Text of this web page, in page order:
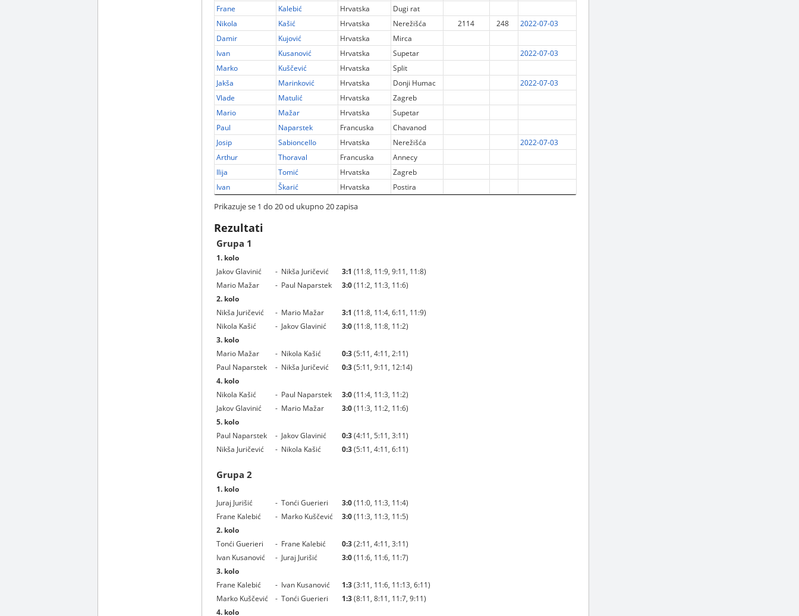
Frane
Kalebić Hrvatska
Dugi rat
Nikola
Kašić Hrvatska Nerežišća 2114 248
2022-07-03
Damir
Kujović Hrvatska
Mirca
Ivan
Kusanović Hrvatska Supetar
2022-07-03
Marko
Kuščević Hrvatska
Split
Jakša
Marinković Hrvatska Donji Humac
2022-07-03
Vlade
Matulić Hrvatska
Zagreb
Mario
Mažar Hrvatska
Supetar
Paul
Naparstek Francuska
Chavanod
Josip
Sabioncello Hrvatska Nerežišća
2022-07-03
Arthur
Thoraval Francuska
Annecy
Ilija
Tomić Hrvatska
Zagreb
Ivan
Škarić Hrvatska Postira
Prikazuje se 1 do 20 od ukupno 20 zapisa
Rezultati
Grupa 1
1. kolo
Jakov Glavinić
- Nikša Juričević 3:1 (11:8, 11:9, 9:11, 11:8)
Mario Mažar
- Paul Naparstek 3:0(11:2, 11:3, 11:6)
2. kolo
Nikša Juričević
- Mario Mažar 3:1 (11:8, 11:4, 6:11, 11:9)
Nikola Kašić
- Jakov Glavinić 3:0(11:8, 11:8, 11:2)
3. kolo
Mario Mažar
- Nikola Kašić 0:3(5:11, 4:11, 2:11)
Paul Naparstek
- Nikša Juričević 0:3(5:11, 9:11, 12:14)
4. kolo
Nikola Kašić
- Paul Naparstek 3:0(11:4, 11:3, 11:2)
Jakov Glavinić
- Mario Mažar 3:0(11:3, 11:2, 11:6)
5. kolo
Paul Naparstek
- Jakov Glavinić 0:3(4:11, 5:11, 3:11)
Nikša Juričević
- Nikola Kašić 0:3(5:11, 4:11, 6:11)
Grupa 2
1. kolo
Juraj Jurišić
- Tonći Guerieri 3:0(11:0, 11:3, 11:4)
Frane Kalebić
- Marko Kuščević 3:0(11:3, 11:3, 11:5)
2. kolo
Tonći Guerieri
- Frane Kalebić 0:3(2:11, 4:11, 3:11)
Ivan Kusanović
- Juraj Jurišić 3:0(11:6, 11:6, 11:7)
3. kolo
Frane Kalebić
- Ivan Kusanović 1:3(3:11, 11:6, 11:13, 6:11)
Marko Kuščević
- Tonći Guerieri 1:3(8:11, 8:11, 11:7, 9:11)
4. kolo